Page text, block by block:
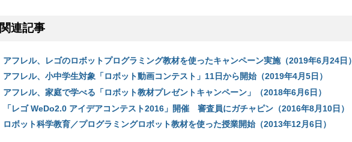
関連記事
アフレル、レゴのロボットプログラミング教材を使ったキャンペーン実施（2019年6月24日）
アフレル、小中学生対象「ロボット動画コンテスト」11日から開始（2019年4月5日）
アフレル、家庭で学べる「ロボット教材プレゼントキャンペーン」（2018年6月6日）
「レゴ WeDo2.0 アイデアコンテスト2016」開催 審査員にガチャピン（2016年8月10日）
ロボット科学教育／プログラミングロボット教材を使った授業開始（2013年12月6日）